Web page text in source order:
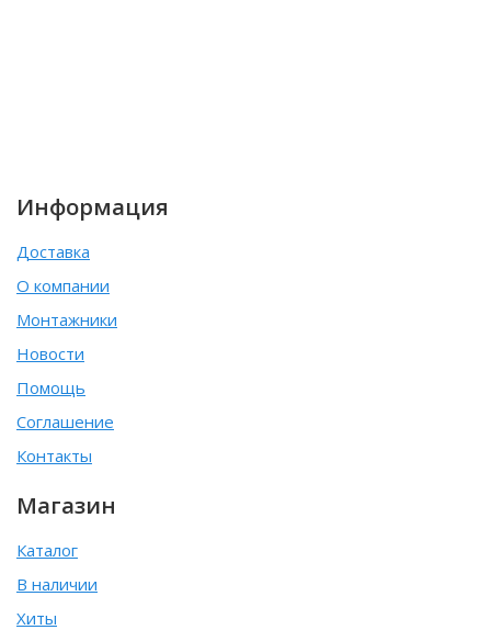
Информация
Доставка
О компании
Монтажники
Новости
Помощь
Соглашение
Контакты
Магазин
Каталог
В наличии
Хиты